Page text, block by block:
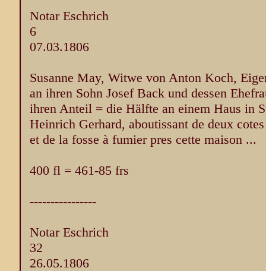
Notar Eschrich
6
07.03.1806
Susanne May, Witwe von Anton Koch,
an ihren Sohn Josef Back und dessen
ihren Anteil = die Hälfte an einem Haus in
Heinrich Gerhard, aboutissant de deux
et de la fosse à fumier pres cette maison ...
400 fl = 461-85 frs
----------------
Notar Eschrich
32
26.05.1806